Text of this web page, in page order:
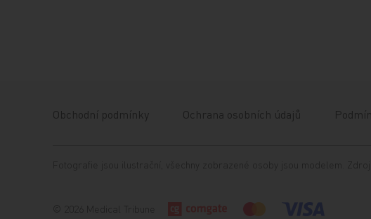
Obchodní podmínky Ochrana osobních údajů
Fotografie jsou ilustrační, všechny zobrazené osoby jsou modelem.
© 2026 Medical Tribune